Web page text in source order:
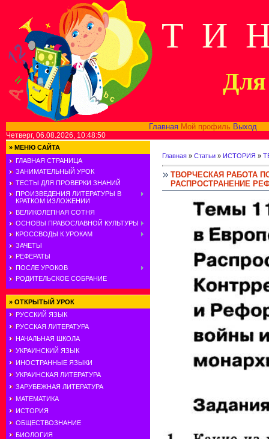
Т И
Для
Главная Мой профиль Выход
Четверг, 06.08.2026, 10:48:50
» МЕНЮ САЙТА
ГЛАВНАЯ СТРАНИЦА
ЗАНИМАТЕЛЬНЫЙ УРОК
ТЕСТЫ ДЛЯ ПРОВЕРКИ ЗНАНИЙ
ПРОИЗВЕДЕНИЯ ЛИТЕРАТУРЫ В
КРАТКОМ ИЗЛОЖЕНИИ
ВЕЛИКОЛЕПНАЯ СОТНЯ
ОСНОВЫ ПРАВОСЛАВНОЙ КУЛЬТУРЫ
КРОССВОДЫ К УРОКАМ
ЗАЧЕТЫ
РЕФЕРАТЫ
ПОСЛЕ УРОКОВ
РОДИТЕЛЬСКОЕ СОБРАНИЕ
» ОТКРЫТЫЙ УРОК
РУССКИЙ ЯЗЫК
РУССКАЯ ЛИТЕРАТУРА
НАЧАЛЬНАЯ ШКОЛА
УКРАИНСКИЙ ЯЗЫК
ИНОСТРАННЫЕ ЯЗЫКИ
УКРАИНСКАЯ ЛИТЕРАТУРА
ЗАРУБЕЖНАЯ ЛИТЕРАТУРА
МАТЕМАТИКА
ИСТОРИЯ
ОБЩЕСТВОЗНАНИЕ
БИОЛОГИЯ
Главная » Статьи » ИСТОРИЯ »
ТВОРЧЕСКАЯ РАБОТА
РАСПРОСТРАНЕНИЕ